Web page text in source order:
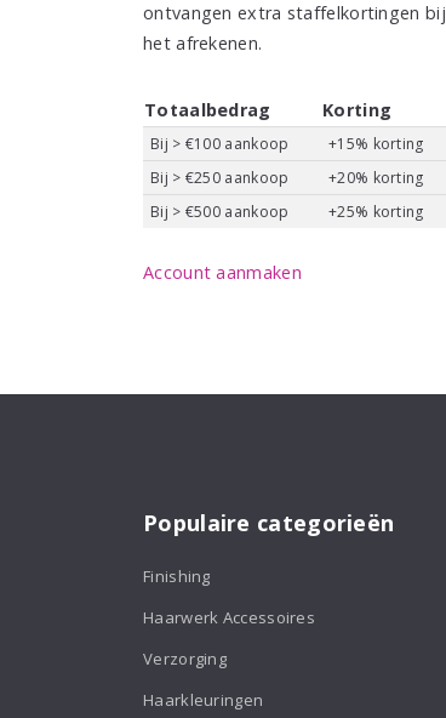
ontvangen extra staffelkortingen bij
het afrekenen.
Totaalbedrag Korting
Bij > €100 aankoop
+15% korting
Bij > €250 aankoop
+20% korting
Bij > €500 aankoop
+25% korting
Account aanmaken
Populaire categorieën
Finishing
Haarwerk Accessoires
Verzorging
Haarkleuringen